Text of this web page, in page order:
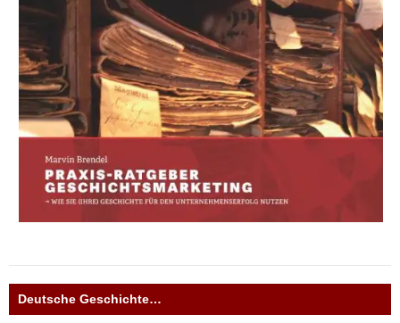
Deutsche Geschichte…